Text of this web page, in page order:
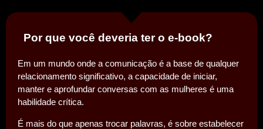
Por que você deveria ter o e-book?
Em um mundo onde a comunicação é a base de qualquer
relacionamento significativo, a capacidade de iniciar,
manter e aprofundar conversas com as mulheres é uma
habilidade crítica.
É mais do que apenas trocar palavras, é sobre estabelecer